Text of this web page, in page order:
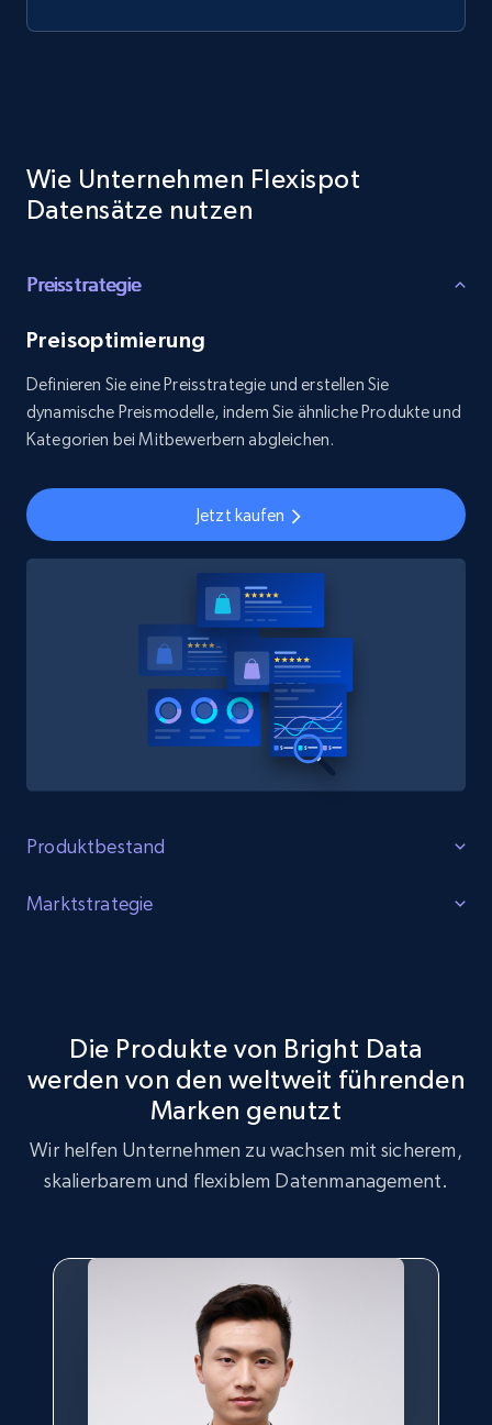
Wie Unternehmen Flexispot
Datensätze nutzen
Preisstrategie
Preisoptimierung
Definieren Sie eine Preisstrategie und erstellen Sie
dynamische Preismodelle, indem Sie ähnliche Produkte und
Kategorien bei Mitbewerbern abgleichen.
Jetzt kaufen
Produktbestand
Lücken identifizieren
Jetzt kaufen
Marktstrategie
Kundenpräferenzen zu identifizieren.
Die Produkte von Bright Data
werden von den weltweit führenden
Marken genutzt
Wir helfen Unternehmen zu wachsen mit sicherem,
skalierbarem und flexiblem Datenmanagement.